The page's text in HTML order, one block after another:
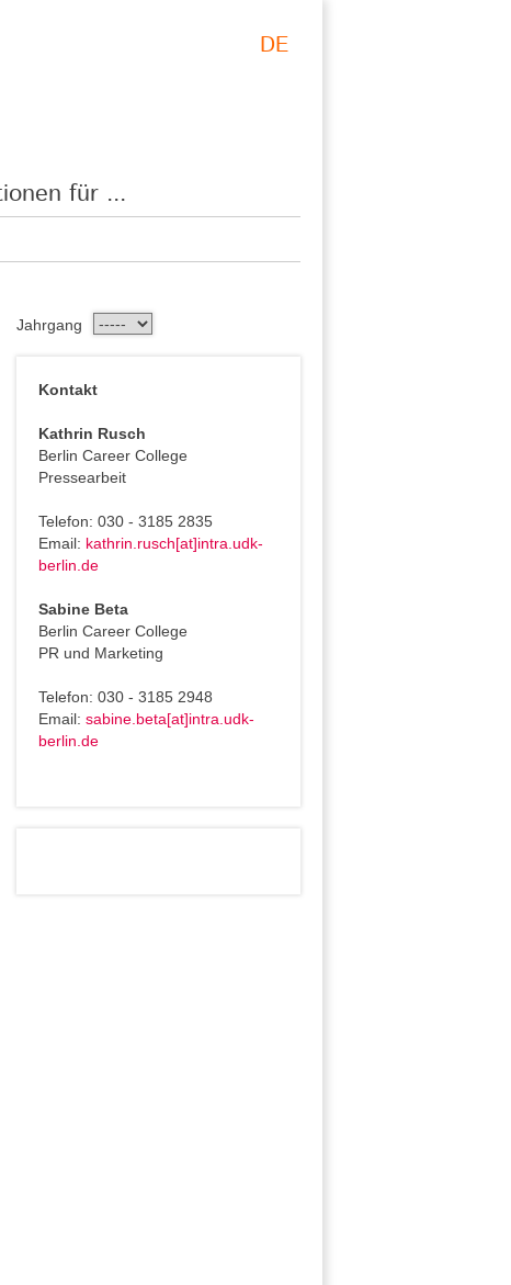
DE
für ...
Jahrgang
Kontakt
Kathrin Rusch
Berlin Career College
Pressearbeit
Telefon: 030 - 3185 2835
Email: kathrin.rusch[at]intra.udk-
berlin.de
Sabine Beta
Berlin Career College
PR und Marketing
Telefon: 030 - 3185 2948
Email:sabine.beta[at]intra.udk-
berlin.de